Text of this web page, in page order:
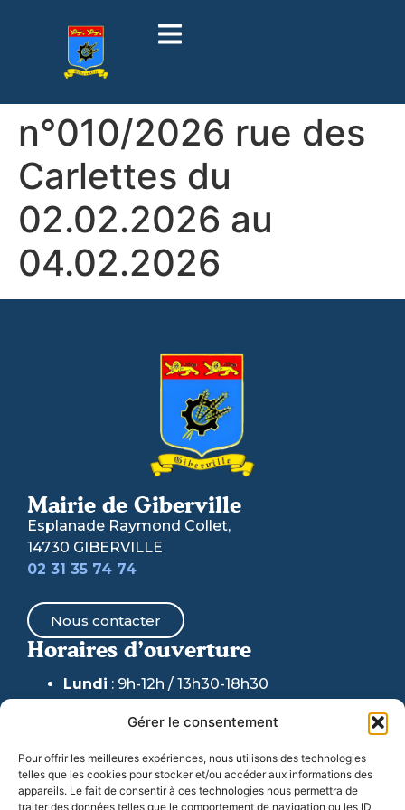
Gérer le consentement
Pour offrir les meilleures expériences, nous utilisons des technologies
telles que les cookies pour stocker et/ou accéder aux informations des
appareils. Le fait de consentir à ces technologies nous permettra de
traiter des données telles que le comportement de navigation ou les ID
n°010/2026 rue des
Carlettes du
02.02.2026 au
04.02.2026
Mairie de Giberville
Esplanade Raymond Collet,
14730 GIBERVILLE
02 31 35 74 74
Nous contacter
Horaires d’ouverture
Lundi : 9h-12h / 13h30-18h30
Mardi & Jeudi : 9h-12h /
13h30-17h30
téléphonique maintenu)
Mercredi: 9h-12h / 13h30-17h30